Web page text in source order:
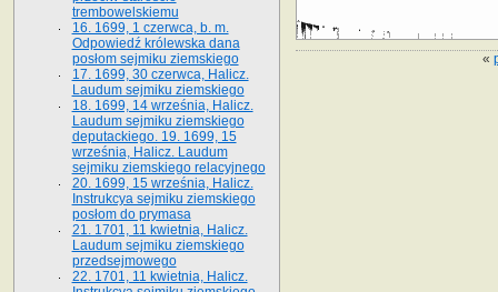
«
trembowelskiemu
16. 1699, 1 czerwca, b. m.
Odpowiedź królewska dana
posłom sejmiku ziemskiego
17. 1699, 30 czerwca, Halicz.
Laudum sejmiku ziemskiego
18. 1699, 14 września, Halicz.
Laudum sejmiku ziemskiego
deputackiego. 19. 1699, 15
września, Halicz. Laudum
sejmiku ziemskiego relacyjnego
20. 1699, 15 września, Halicz.
Instrukcya sejmiku ziemskiego
posłom do prymasa
21. 1701, 11 kwietnia, Halicz.
Laudum sejmiku ziemskiego
przedsejmowego
22. 1701, 11 kwietnia, Halicz.